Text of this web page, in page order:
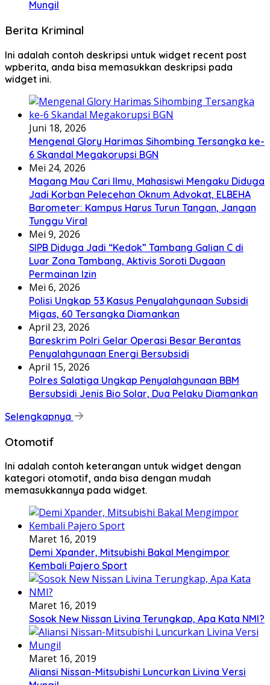
Mungil
Berita Kriminal
Ini adalah contoh deskripsi untuk widget recent post
wpberita, anda bisa memasukkan deskripsi pada
widget ini.
Juni 18, 2026
Mengenal Glory Harimas Sihombing Tersangka ke-
6 Skandal Megakorupsi BGN
Mei 24, 2026
Magang Mau Cari Ilmu, Mahasiswi Mengaku Diduga
Jadi Korban Pelecehan Oknum Advokat, ELBEHA
Barometer: Kampus Harus Turun Tangan, Jangan
Tunggu Viral
Mei 9, 2026
SIPB Diduga Jadi “Kedok” Tambang Galian C di
Luar Zona Tambang, Aktivis Soroti Dugaan
Permainan Izin
Mei 6, 2026
Polisi Ungkap 53 Kasus Penyalahgunaan Subsidi
Migas, 60 Tersangka Diamankan
April 23, 2026
Bareskrim Polri Gelar Operasi Besar Berantas
Penyalahgunaan Energi Bersubsidi
April 15, 2026
Polres Salatiga Ungkap Penyalahgunaan BBM
Bersubsidi Jenis Bio Solar, Dua Pelaku Diamankan
Selengkapnya
Otomotif
Ini adalah contoh keterangan untuk widget dengan
kategori otomotif, anda bisa dengan mudah
memasukkannya pada widget.
Maret 16, 2019
Demi Xpander, Mitsubishi Bakal Mengimpor
Kembali Pajero Sport
Maret 16, 2019
Sosok New Nissan Livina Terungkap, Apa Kata NMI?
Maret 16, 2019
Aliansi Nissan-Mitsubishi Luncurkan Livina Versi